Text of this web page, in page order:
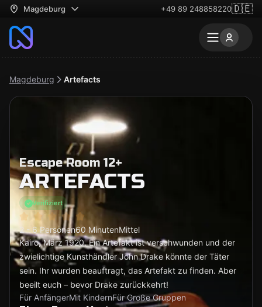
Magdeburg +49 89 248858220🇩🇪
Magdeburg Artefacts
Escape Room 12+
ARTEFACTS
Verifiziert
2 - 6 Personen60 MinutenMittel
Kairo, März 1920. Ein Artefakt ist verschwunden und der
zwielichtige Kunsthändler John Drake könnte der Täter
sein. Ihr wurden beauftragt, das Artefakt zu finden. Aber
beeilt euch – bevor Drake zurückkehrt!
Für AnfängerMit KindernFür Große Gruppen